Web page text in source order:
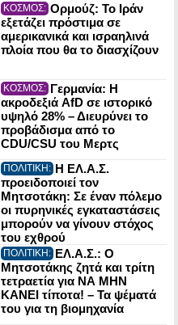
ΚΟΣΜΟΣ: Ορμούζ: Το Ιράν
εξετάζει πρόστιμα σε
αμερικανικά και ισραηλινά
πλοία που θα το διασχίζουν
ΚΟΣΜΟΣ: Γερμανία: Η
ακροδεξιά AfD σε ιστορικό
υψηλό 28% – Διευρύνει το
προβάδισμα από το
CDU/CSU του Μερτς
ΠΟΛΙΤΙΚΗ: Η ΕΛ.Α.Σ.
προειδοποιεί τον
Μητσοτάκη: Σε έναν πόλεμο
οι πυρηνικές εγκαταστάσεις
μπορούν να γίνουν στόχος
του εχθρού
ΠΟΛΙΤΙΚΗ: ΕΛ.Α.Σ.: Ο
Μητσοτάκης ζητά και τρίτη
τετραετία για ΝΑ ΜΗΝ
ΚΑΝΕΙ τίποτα! – Τα ψέματά
του για τη βιομηχανία